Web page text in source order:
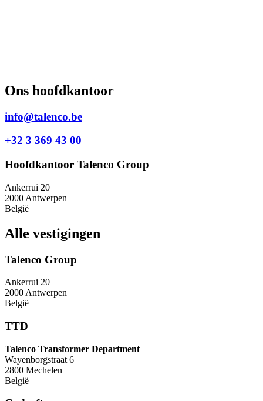
Ons hoofdkantoor
info@talenco.be
+32 3 369 43 00
Hoofdkantoor Talenco Group
Ankerrui 20
2000 Antwerpen
België
Alle vestigingen
Talenco Group
Ankerrui 20
2000 Antwerpen
België
TTD
Talenco Transformer Department
Wayenborgstraat 6
2800 Mechelen
België